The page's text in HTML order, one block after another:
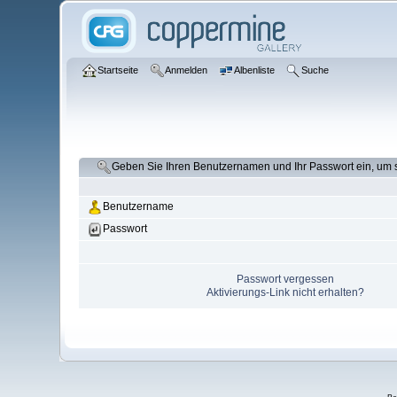
Startseite Anmelden Albenliste Suche
Geben Sie Ihren Benutzernamen und Ihr Passwort ein, um
Benutzername
Passwort
Passwort vergessen
Aktivierungs-Link nicht erhalten?